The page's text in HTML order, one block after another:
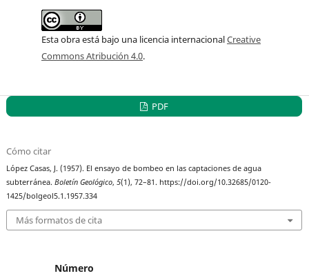
Esta obra está bajo una licencia internacionalCreative
Commons Atribución 4.0.
PDF
Cómo citar
López Casas, J. (1957). El ensayo de bombeo en las captaciones de agua
subterránea.Boletín Geológico,5(1), 72–81. https://doi.org/10.32685/0120-
1425/bolgeol5.1.1957.334
Más formatos de cita
Número